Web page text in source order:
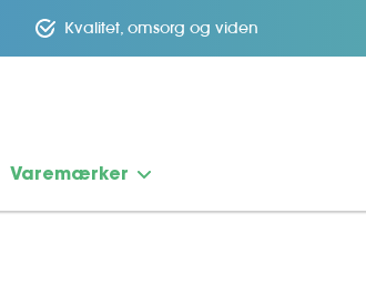
Kvalitet, omsorg og viden
Varemærker